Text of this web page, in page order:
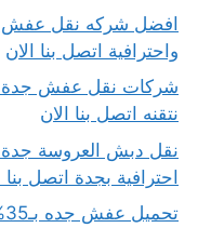
واحترافية اتصل بنا الان
نتقنه اتصل بنا الان
احترافية بجدة اتصل بنا